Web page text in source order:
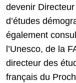
devenir Directeur
d’études
également
l’Unesco, de la
directeur des
français du